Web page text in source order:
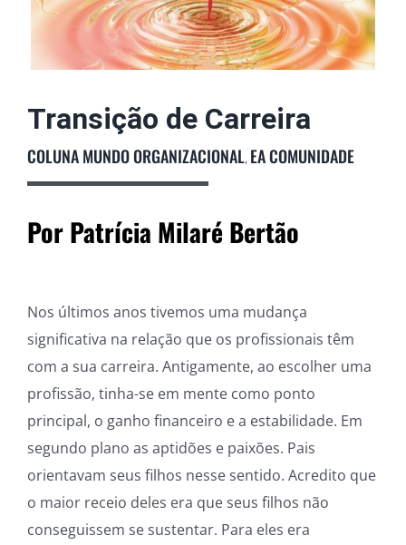
Transição de Carreira
COLUNA MUNDO ORGANIZACIONAL, EA COMUNIDADE
Por Patrícia Milaré Bertão
Nos últimos anos tivemos uma mudança
significativa na relação que os profissionais têm
com a sua carreira. Antigamente, ao escolher uma
profissão, tinha-se em mente como ponto
principal, o ganho financeiro e a estabilidade. Em
segundo plano as aptidões e paixões. Pais
orientavam seus filhos nesse sentido. Acredito que
o maior receio deles era que seus filhos não
conseguissem se sustentar. Para eles era